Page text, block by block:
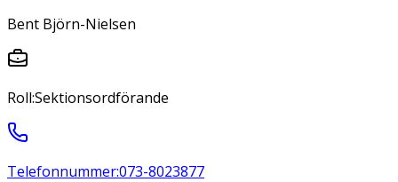
Bent Björn-Nielsen
Roll:Sektionsordförande
Telefonnummer:073-8023877